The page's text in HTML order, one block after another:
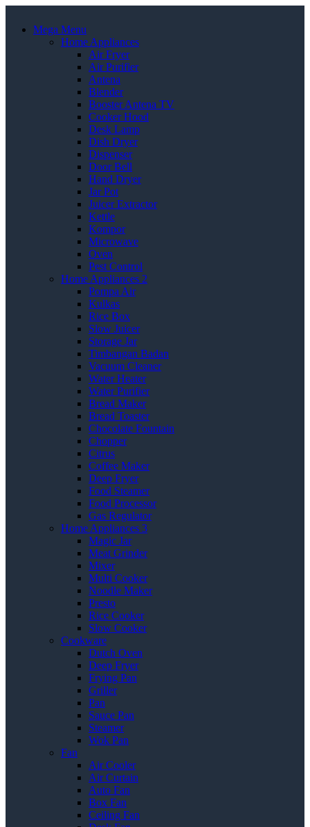
Mega Menu
Home Appliances
Air Fryer
Air Purifier
Antena
Blender
Booster Antena TV
Cooker Hood
Desk Lamp
Dish Dryer
Dispenser
Door Bell
Hand Dryer
Jar Pot
Juicer Extractor
Kettle
Kompor
Microwave
Oven
Pest Control
Home Appliances 2
Pompa Air
Kulkas
Rice Box
Slow Juicer
Storage Jar
Timbangan Badan
Vacuum Cleaner
Water Heater
Water Purifier
Bread Maker
Bread Toaster
Chocolate Fountain
Chopper
Citrus
Coffee Maker
Deep Fryer
Food Steamer
Food Processor
Gas Regulator
Home Appliances 3
Magic Jar
Meat Grinder
Mixer
Multi Cooker
Noodle Maker
Presto
Rice Cooker
Slow Cooker
Cookware
Dutch Oven
Deep Fryer
Frying Pan
Griller
Pan
Sauce Pan
Steamer
Wok Pan
Fan
Air Cooler
Air Curtain
Auto Fan
Box Fan
Ceiling Fan